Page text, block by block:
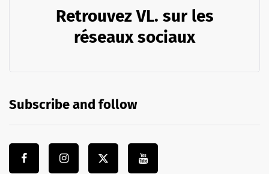
Retrouvez VL. sur les
réseaux sociaux
Subscribe and follow